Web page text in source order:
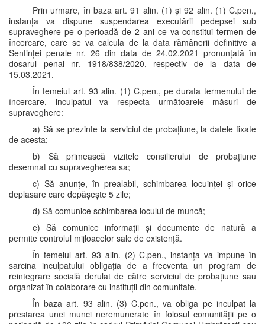
Prin urmare, în baza art. 91 alin. (1) și 92 alin. (1) C.pen.,
instanța va dispune suspendarea executării pedepsei sub
supraveghere pe o perioadă de 2 ani ce va constitui termen de
încercare, care se va calcula de la data rămânerii definitive a
Sentinței penale nr. 26 din data de 24.02.2021 pronunțată în
dosarul penal nr. 1918/838/2020, respectiv de la data de
15.03.2021.
În temeiul art. 93 alin. (1) C.pen., pe durata termenului de
încercare, inculpatul va respecta următoarele măsuri de
supraveghere:
a) Să se prezinte la serviciul de probațiune, la datele fixate
de acesta;
b) Să primească vizitele consilierului de probațiune
desemnat cu supravegherea sa;
c) Să anunțe, în prealabil, schimbarea locuinței și orice
deplasare care depășește 5 zile;
d) Să comunice schimbarea locului de muncă;
e) Să comunice informații și documente de natură a
permite controlul mijloacelor sale de existență.
În temeiul art. 93 alin. (2) C.pen., instanța va impune în
sarcina inculpatului obligația de a frecventa un program de
reintegrare socială derulat de către serviciul de probațiune sau
organizat în colaborare cu instituții din comunitate.
În baza art. 93 alin. (3) C.pen., va obliga pe inculpat la
prestarea unei munci neremunerate în folosul comunității pe o